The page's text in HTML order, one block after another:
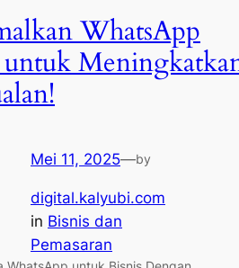
WhatsApp
Mei 11, 2025—by
digital.kalyubi.com
in Bisnis dan
Pemasaran